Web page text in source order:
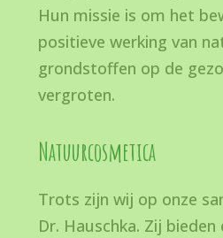
Hun missie is om het
positieve werking van
grondstoffen op de
vergroten.
Natuurcosmetica
Trots zijn wij op onze
Dr. Hauschka. Zij bieden